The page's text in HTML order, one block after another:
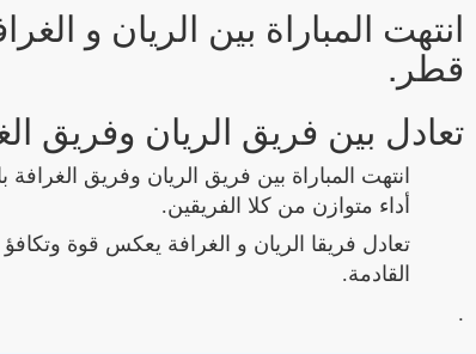
قطر.
تعادل بين فريق الريان وفريق
أداء متوازن من كلا الفريقين.
تعادل فريقا الريان و الغرافة يعكس قوة
القادمة.
.